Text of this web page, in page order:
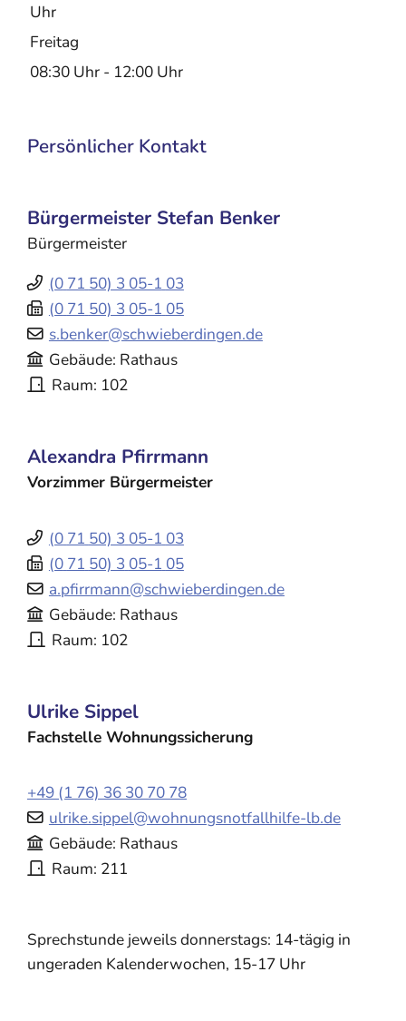
Uhr
Freitag
08:30 Uhr - 12:00 Uhr
Persönlicher Kontakt
Bürgermeister Stefan Benker
Bürgermeister
(0 71 50) 3 05-1 03
(0 71 50) 3 05-1 05
s.benker@schwieberdingen.de
Gebäude Rathaus
Raum 102
Alexandra Pfirrmann
Vorzimmer Bürgermeister
(0 71 50) 3 05-1 03
(0 71 50) 3 05-1 05
a.pfirrmann@schwieberdingen.de
Gebäude Rathaus
Raum 102
Ulrike Sippel
Fachstelle Wohnungssicherung
+49 (1 76) 36 30 70 78
ulrike.sippel@wohnungsnotfallhilfe-lb.de
Gebäude Rathaus
Raum 211
Sprechstunde jeweils donnerstags: 14-tägig in
ungeraden Kalenderwochen, 15-17 Uhr